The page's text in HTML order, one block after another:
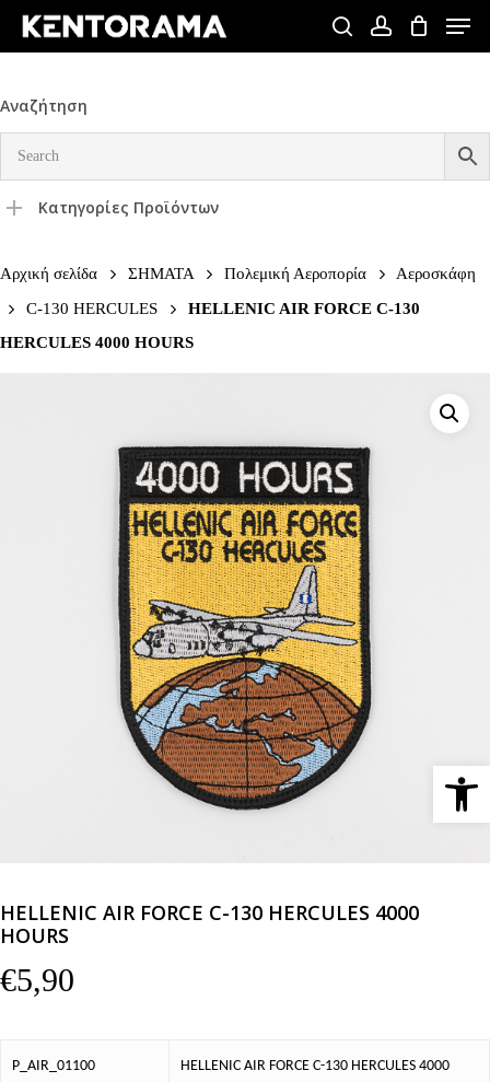
Skip
content
searchaccount
Menu
Αναζήτηση
Κατηγορίες Προϊόντων
Αρχική σελίδα ΣΗΜΑΤΑ Πολεμική Αεροπορία
Αεροσκάφη
C-130 HERCULES
HELLENIC AIR FORCE C-130
HERCULES 4000 HOURS
HELLENIC AIR FORCE C-130 HERCULES 4000
HOURS
€5,90
P_AIR_01100
HELLENIC AIR FORCE C-130 HERCULES 4000